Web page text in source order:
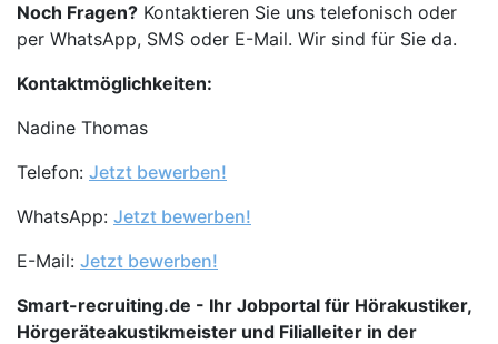
Noch Fragen? Kontaktieren Sie uns telefonisch oder
per WhatsApp, SMS oder E-Mail. Wir sind für Sie da.
Kontaktmöglichkeiten:
Nadine Thomas
Telefon: Jetzt bewerben!
WhatsApp: Jetzt bewerben!
E-Mail: Jetzt bewerben!
Smart-recruiting.de - Ihr Jobportal für Hörakustiker,
Hörgeräteakustikmeister und Filialleiter in der